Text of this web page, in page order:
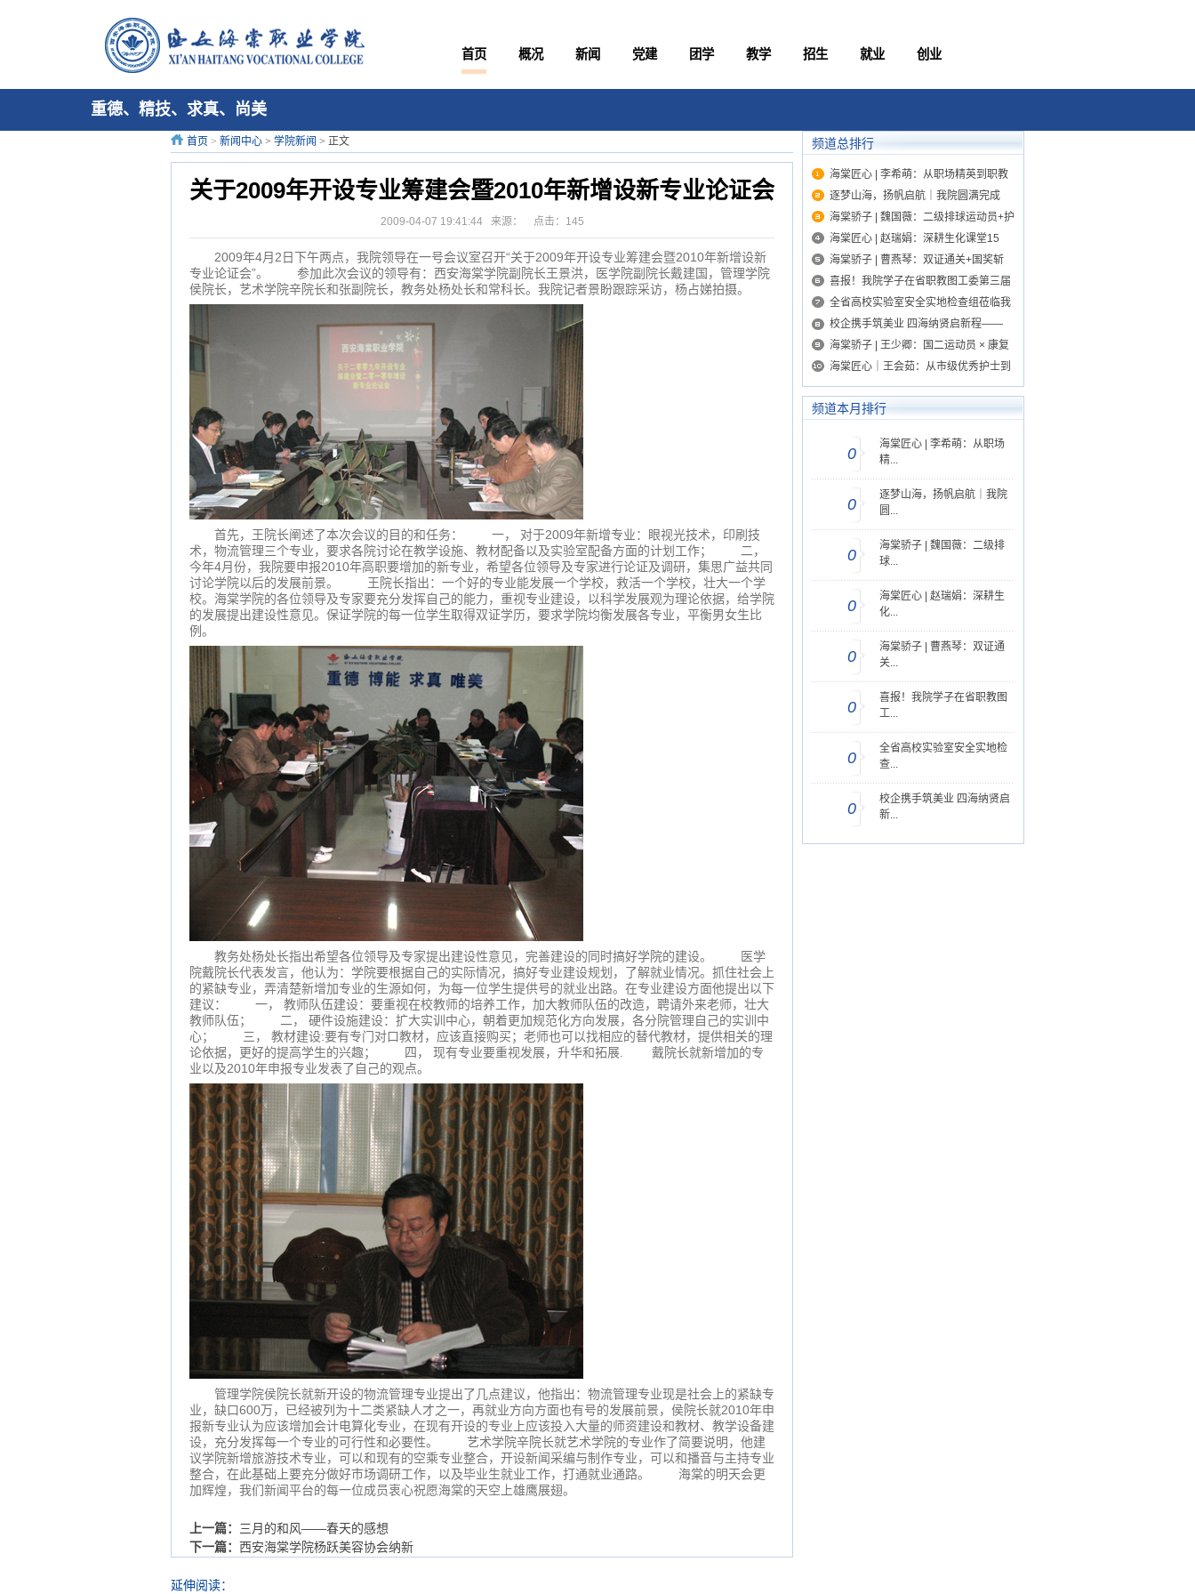
首页 概况 新闻 党建 团学 教学 招生 就业 创业
重德、精技、求真、尚美
首页 > 新闻中心 > 学院新闻 > 正文
关于2009年开设专业筹建会暨2010年新增设新专业论证会
2009-04-07 19:41:44 来源： 点击： 145
2009年4月2日下午两点，我院领导在一号会议室召开“关于2009年开设专业筹建会暨2010年新增设新
专业论证会”。 参加此次会议的领导有：西安海棠学院副院长王景洪，医学院副院长戴建国，管理学院
侯院长，艺术学院辛院长和张副院长，教务处杨处长和常科长。我院记者景盼跟踪采访，杨占娣拍摄。
首先，王院长阐述了本次会议的目的和任务： 一， 对于2009年新增专业：眼视光技术，印刷技
术，物流管理三个专业，要求各院讨论在教学设施、教材配备以及实验室配备方面的计划工作； 二，
今年4月份，我院要申报2010年高职要增加的新专业，希望各位领导及专家进行论证及调研，集思广益共同
讨论学院以后的发展前景。 王院长指出：一个好的专业能发展一个学校，救活一个学校，壮大一个学
校。海棠学院的各位领导及专家要充分发挥自己的能力，重视专业建设，以科学发展观为理论依据，给学院
的发展提出建设性意见。保证学院的每一位学生取得双证学历，要求学院均衡发展各专业，平衡男女生比
例。
教务处杨处长指出希望各位领导及专家提出建设性意见，完善建设的同时搞好学院的建设。 医学
院戴院长代表发言，他认为：学院要根据自己的实际情况，搞好专业建设规划，了解就业情况。抓住社会上
的紧缺专业，弄清楚新增加专业的生源如何，为每一位学生提供号的就业出路。在专业建设方面他提出以下
建议： 一， 教师队伍建设：要重视在校教师的培养工作，加大教师队伍的改造，聘请外来老师，壮大
教师队伍； 二， 硬件设施建设：扩大实训中心，朝着更加规范化方向发展，各分院管理自己的实训中
心； 三， 教材建设:要有专门对口教材，应该直接购买；老师也可以找相应的替代教材，提供相关的理
论依据，更好的提高学生的兴趣； 四， 现有专业要重视发展，升华和拓展. 戴院长就新增加的专
业以及2010年申报专业发表了自己的观点。
管理学院侯院长就新开设的物流管理专业提出了几点建议，他指出：物流管理专业现是社会上的紧缺专
业，缺口600万，已经被列为十二类紧缺人才之一，再就业方向方面也有号的发展前景，侯院长就2010年申
报新专业认为应该增加会计电算化专业，在现有开设的专业上应该投入大量的师资建设和教材、教学设备建
设，充分发挥每一个专业的可行性和必要性。 艺术学院辛院长就艺术学院的专业作了简要说明，他建
议学院新增旅游技术专业，可以和现有的空乘专业整合，开设新闻采编与制作专业，可以和播音与主持专业
整合，在此基础上要充分做好市场调研工作，以及毕业生就业工作，打通就业通路。 海棠的明天会更
加辉煌，我们新闻平台的每一位成员衷心祝愿海棠的天空上雄鹰展翅。
上一篇： 三月的和风——春天的感想
下一篇： 西安海棠学院杨跃美容协会纳新
延伸阅读：
频道总排行
海棠匠心 | 李希萌：从职场精英到职教
老师，以赛促教、以技育人，凭专业实
力助力学子成才
逐梦山海，扬帆启航｜我院圆满完成
2026届毕业生证书发放工作
海棠骄子 | 魏国薇：二级排球运动员+护
旗手，中康专业学子解锁多元青春
海棠匠心 | 赵瑞娟：深耕生化课堂15
年，温柔坚守，用心守护每一位海棠学
子
海棠骄子 | 曹燕琴：双证通关+国奖斩
获！白衣逐梦绽放青春光彩
喜报！我院学子在省职教图工委第三届
诵读大赛中荣获多项荣誉
全省高校实验室安全实地检查组莅临我
院检查指导
校企携手筑美业 四海纳贤启新程——
2026年医学美容专业专场双选会圆满举
办
海棠骄子 | 王少卿：国二运动员 × 康复
学子 × 教练：以体育为骨，用康复续写
青春锋芒
海棠匠心｜王会茹：从市级优秀护士到
高校名师，藏在海棠护理课堂里的“宝藏
恩师”
频道本月排行
0
海棠匠心 | 李希萌：从职场
精...
0
逐梦山海，扬帆启航｜我院
圆...
0
海棠骄子 | 魏国薇：二级排
球...
0
海棠匠心 | 赵瑞娟：深耕生
化...
0
海棠骄子 | 曹燕琴：双证通
关...
0
喜报！我院学子在省职教图
工...
0
全省高校实验室安全实地检
查...
0
校企携手筑美业 四海纳贤启
新...